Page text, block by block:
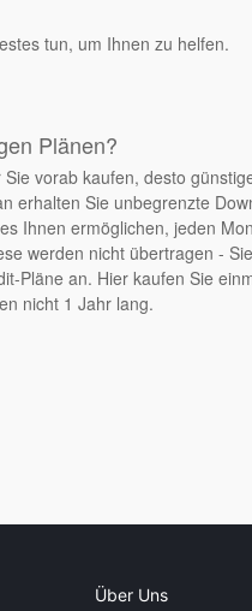
tun, um Ihnen zu helfen.
Plänen?
vorab kaufen, desto
erhalten Sie unbegrenzte
Ihnen ermöglichen, jeden
werden nicht übertragen -
Pläne an. Hier kaufen Sie
nicht 1 Jahr lang.
Über Uns